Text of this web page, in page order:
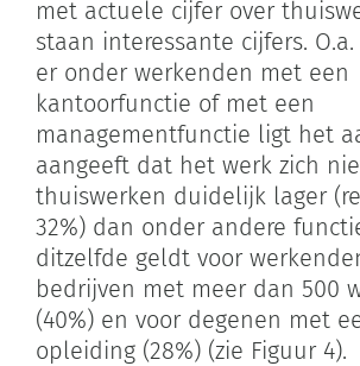
met actuele cijfer over
staan interessante cijfers.
er onder werkenden met een
kantoorfunctie of met een
managementfunctie ligt het
aangeeft dat het werk zich
thuiswerken duidelijk lager
32%) dan onder andere
ditzelfde geldt voor
bedrijven met meer dan 500
(40%) en voor degenen met
opleiding (28%) (zie Figuur 4).